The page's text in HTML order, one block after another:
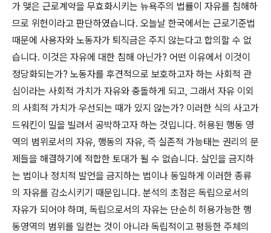
가 맺은 근로계약을 무효화시키는 뉴욕주의 법률이 자유를 침해하
므로 위헌이라고 판단하였습니다. 오늘날 한국에서는 근로기준법
때문에 사용자와 노동자가 퇴직금은 주지 않는다고 합의할 수 없
습니다. 이것은 자유에 대한 침해 아닌가? 어떤 이유에서 이것이
정당화되는가? 노동자를 후견적으로 보호하고자 하는 사회적 관
심이라는 사회적 가치가 자유와 충돌하게 되고, 그래서 자유 이외
의 사회적 가치가 우선되는 때가 있지 않는가? 이러한 식의 사고가
드워킨이 밀을 빌려서 공박하고자 하는 것입니다. 허용된 행동 영
역의 범위로서의 자유, 행동의 자유, 즉 실존적 가능태는 권리의 문
제들을 해결하기에 적합한 토대가 될 수 없습니다. 살인을 금지하
는 법이나 정치적 발언을 금지하는 법이나 동일하게 이러한 종류
의 자유를 감소시키기 때문입니다. 분석의 초점은 독립으로서의
자유가 되어야 하며, 독립으로서의 자유는 단순히 허용가능한 행
동영역의 범위를 일컫는 것이 아니라 독립적이고 평등한 주체의